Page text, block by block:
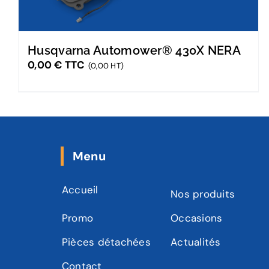
Husqvarna Automower® 430X NERA
0,00€ TTC (0,00 HT)
Menu
Accueil
Nos produits
Promo
Occasions
Pièces détachées
Actualités
Contact